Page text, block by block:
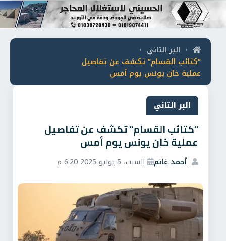
• البر التاني •
“كتائب القسام” تكشف عن تفاصيل
عملية خان يونس يوم أمس
البر التاني
“كتائب القسام” تكشف عن تفاصيل
عملية خان يونس يوم أمس
أحمد غانم السبت، 5 يوليو 2025 6:20 م